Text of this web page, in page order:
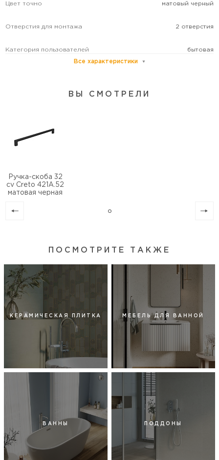
Цвет точно матовый черный
Отверстия для монтажа 2 отверстия
Категория пользователей бытовая
Все характеристики
ВЫ СМОТРЕЛИ
Ручка-скоба 32
cv Creto 421A.52
матовая черная
ПОСМОТРИТЕ ТАКЖЕ
КЕРАМИЧЕСКАЯ ПЛИТКА МЕБЕЛЬ ДЛЯ ВАННОЙ
ВАННЫ ПОДДОНЫ